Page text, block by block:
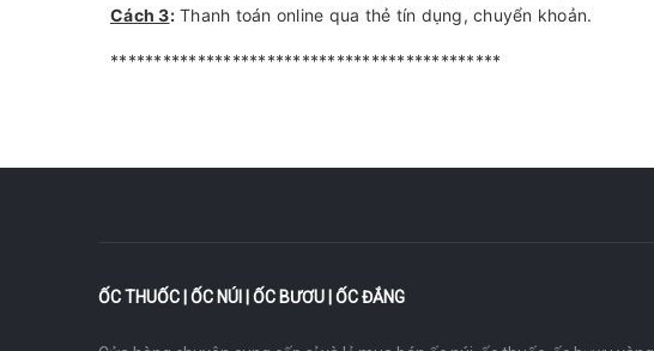
Cách 3:Thanh toán online qua thẻ tín dụng, chuyển khoản.
*********************************************
ỐC THUỐC | ỐC NÚI | ỐC BƯƠU | ỐC ĐẮNG